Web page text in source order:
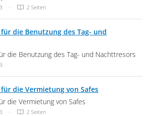
· 2 Seiten
die Benutzung des Tag- und
61 KB
die Benutzung des Tag- und Nachttresors
die Vermietung von SafesPDF, 71 KB
die Vermietung von Safes
· 2 Seiten